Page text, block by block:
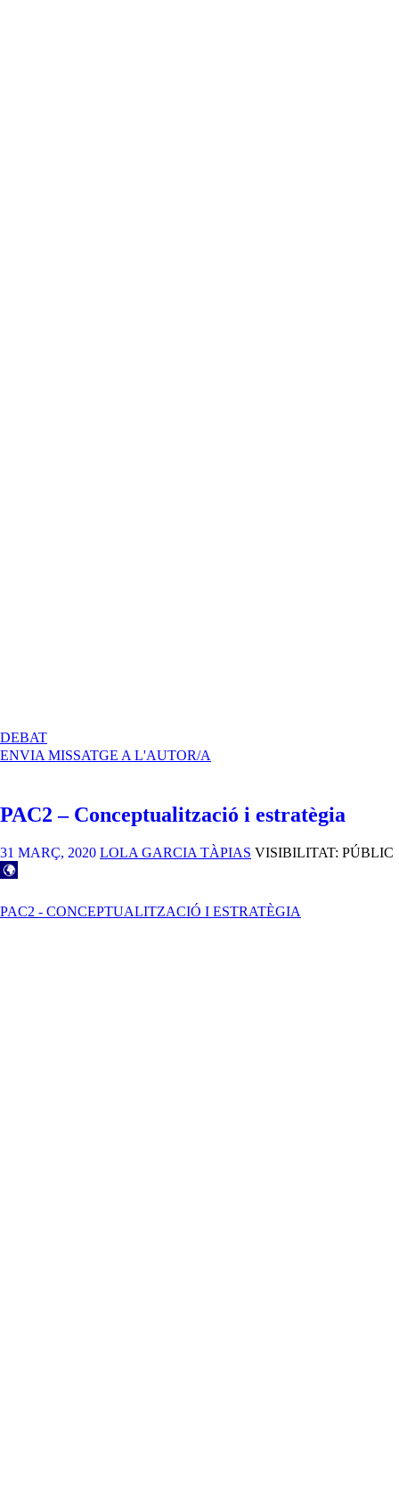
DEBATA
PAC2
ESTRATÈGIA
ENVIA MISSATGE A L'AUTOR/A
PAC2 – Conceptualització i estratègia
31 MARÇ, 2020 LOLA GARCIA TÀPIAS VISIBILITAT: PÚBLIC
PAC2 - CONCEPTUALITZACIÓ I ESTRATÈGIA